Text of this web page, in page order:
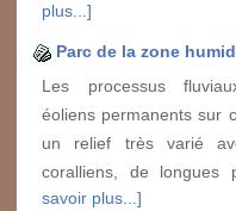
plus...]
Parc de la zone
Les processus
éoliens permanents sur
un relief très varié
coralliens, de longues
savoir plus...]